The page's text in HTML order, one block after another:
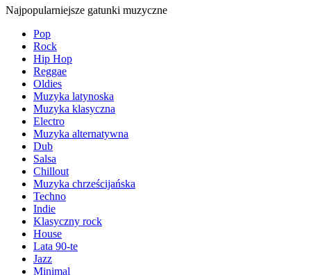
Najpopularniejsze gatunki muzyczne
Pop
Rock
Hip Hop
Reggae
Oldies
Muzyka latynoska
Muzyka klasyczna
Electro
Muzyka alternatywna
Dub
Salsa
Chillout
Muzyka chrześcijańska
Techno
Indie
Klasyczny rock
House
Lata 90-te
Jazz
Minimal